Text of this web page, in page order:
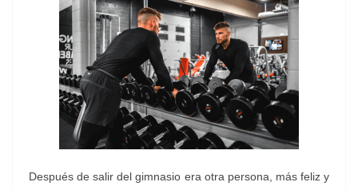
Después de salir del gimnasio era otra persona, más feliz y